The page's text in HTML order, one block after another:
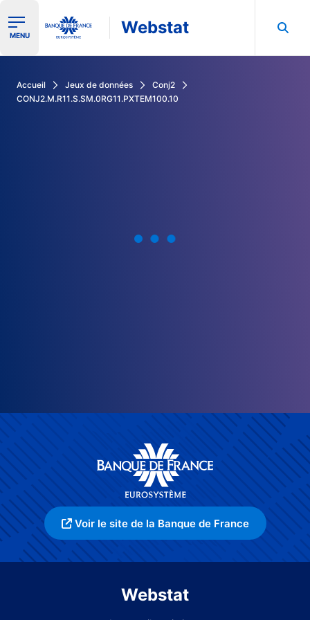
Ouvrir le menu de navigation
MENU Webstat
Accueil Jeux de données
Conj2
CONJ2.M.R11.S.SM.0RG11.PXTEM100.10
Voir le site de la Banque de France
Webstat